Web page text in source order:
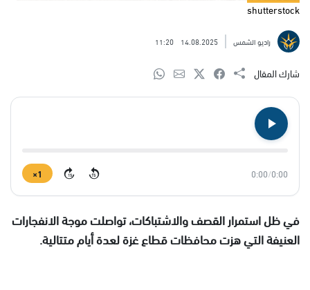
shutterstock
راديو الشمس 14.08.2025
11:20
شارك المقال
0:00
/
0:00
15
15
1×
في ظل استمرار القصف والاشتباكات، تواصلت موجة الانفجارات
العنيفة التي هزت محافظات قطاع غزة لعدة أيام متتالية.